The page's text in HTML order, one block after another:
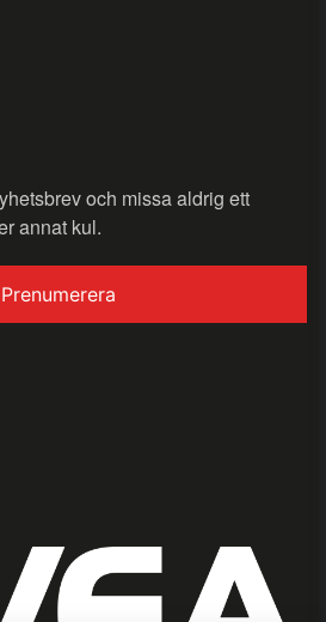
och missa aldrig ett
annat kul.
Prenumerera